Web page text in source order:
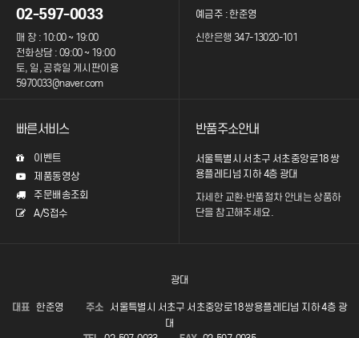
02-597-0033
매 장 : 10:00 ~ 19:00
전화상담 : 09:00 ~ 19:00
토, 일, 공휴일 게시판이용
5970033@naver.com
예금주 : 한준영
신한은행 347-13020-101
빠른서비스
이벤트
제품동영상
주문배송조회
A/S접수
반품주소안내
서울특별시 서초구 서초중앙로18 쌍
용플레티넘 지하 4층 광대
자세한 교환·반품절차 안내는상품하
단을 참고해주세요.
광대
대표 한준영 주소 서울특별시 서초구 서초중앙로18 쌍용플레티넘 지하 4층 광
대